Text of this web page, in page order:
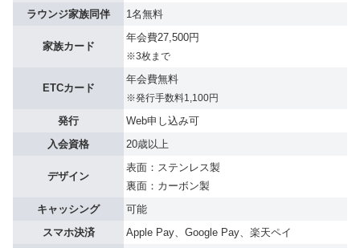
ラウンジ家族同伴
1名無料
家族カード
年会費27,500円
※3枚まで
ETCカード
年会費無料
※発行手数料1,100円
発行
Web申し込み可
入会資格
20歳以上
デザイン
表⾯：ステンレス製
裏⾯：カーボン製
キャッシング
可能
スマホ決済
Apple Pay、Google Pay、楽天ペイ